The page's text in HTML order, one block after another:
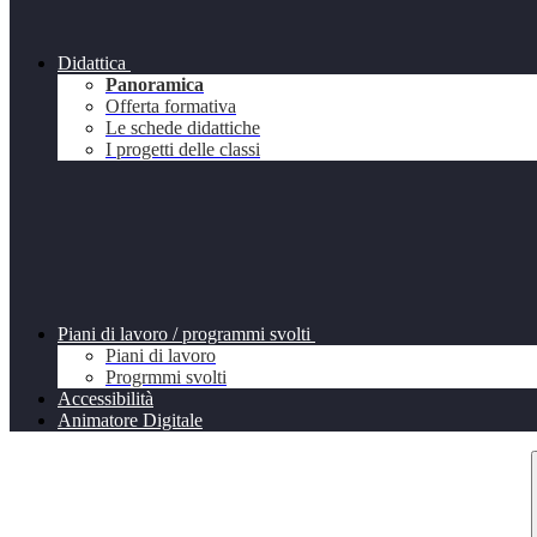
Didattica
Panoramica
Offerta formativa
Le schede didattiche
I progetti delle classi
Piani di lavoro / programmi svolti
Piani di lavoro
Progrmmi svolti
Accessibilità
Animatore Digitale